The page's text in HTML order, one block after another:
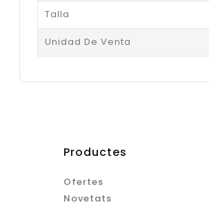
Talla
Unidad De Venta
Productes
Ofertes
Novetats